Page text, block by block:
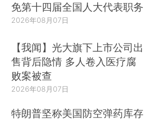
免第十四届全国人大代表职务
2026年08月07日
【我闻】光大旗下上市公司出
售背后隐情 多人卷入医疗腐
败案被查
2026年08月07日
特朗普坚称美国防空弹药库存